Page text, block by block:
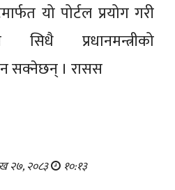
यो पोर्टल प्रयोग गरी
प्रधानमन्त्रीको
सक्नेछन् । रासस
२७, २०८३ १०:१३